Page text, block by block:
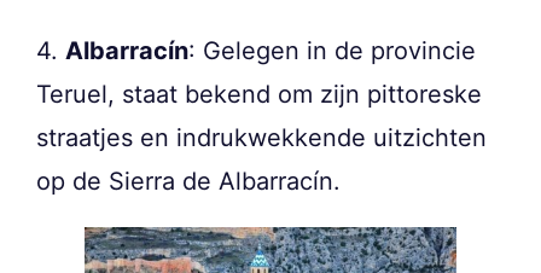
4. Albarracín: Gelegen in de provincie
Teruel, staat bekend om zijn pittoreske
straatjes en indrukwekkende uitzichten
op de Sierra de Albarracín.